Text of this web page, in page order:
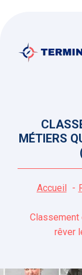
contenu
MÉTIERS
Accueil
rêver